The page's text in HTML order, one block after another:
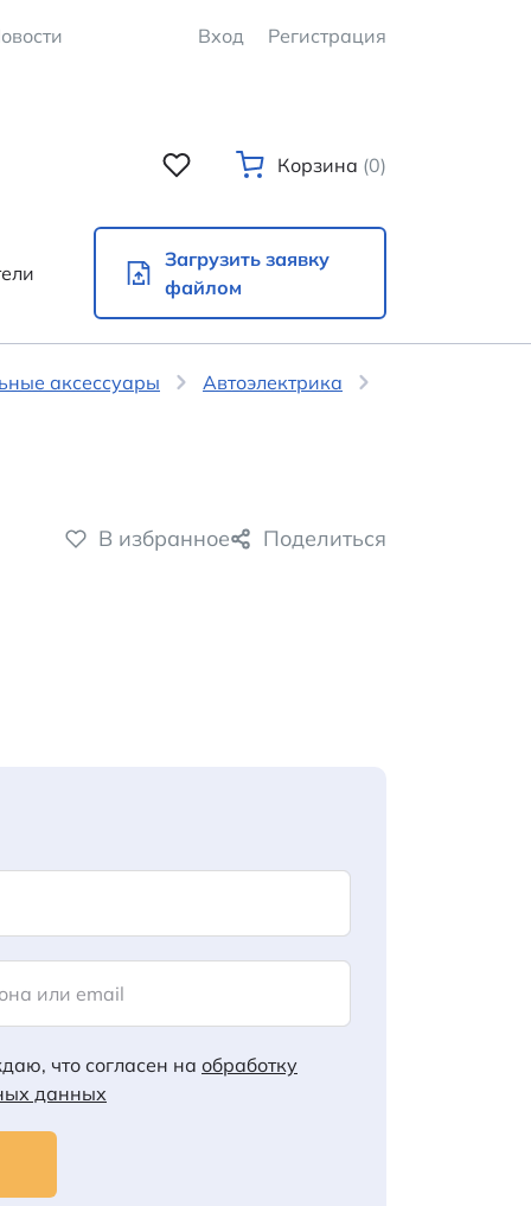
Вход Регистрация
Корзина (0)
Загрузить заявку
файлом
аксессуары
Автоэлектрика
В избранное Поделиться
или email
что согласен на обработку
данных